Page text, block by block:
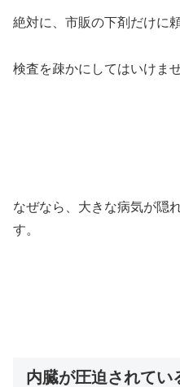
絶対に、市販の下剤だけに頼
検査を疎かにしてはいけませ
なぜなら、大きな病気が隠
す。
内臓が圧迫されてい